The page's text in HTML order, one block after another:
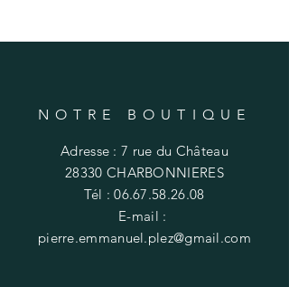
NOTRE BOUTIQUE
Adresse : 7 rue du Château
28330 CHARBONNIERES
Tél :06.67.58.26.08
E-mail :
pierre.emmanuel.plez@gmail.com